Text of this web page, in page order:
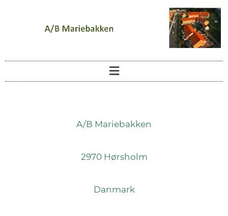
A/B Mariebakken
2970 Hørsholm
Danmark